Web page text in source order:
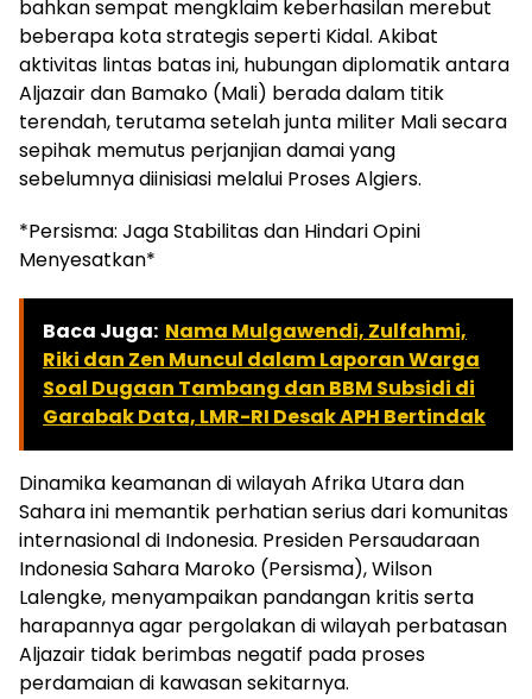
bahkan sempat mengklaim keberhasilan merebut
beberapa kota strategis seperti Kidal. Akibat
aktivitas lintas batas ini, hubungan diplomatik antara
Aljazair dan Bamako (Mali) berada dalam titik
terendah, terutama setelah junta militer Mali secara
sepihak memutus perjanjian damai yang
sebelumnya diinisiasi melalui Proses Algiers.
*Persisma: Jaga Stabilitas dan Hindari Opini
Menyesatkan*
Baca Juga: Nama Mulgawendi, Zulfahmi,
Riki dan Zen Muncul dalam Laporan Warga
Soal Dugaan Tambang dan BBM Subsidi di
Garabak Data, LMR-RI Desak APH Bertindak
Dinamika keamanan di wilayah Afrika Utara dan
Sahara ini memantik perhatian serius dari komunitas
internasional di Indonesia. Presiden Persaudaraan
Indonesia Sahara Maroko (Persisma), Wilson
Lalengke, menyampaikan pandangan kritis serta
harapannya agar pergolakan di wilayah perbatasan
Aljazair tidak berimbas negatif pada proses
perdamaian di kawasan sekitarnya.